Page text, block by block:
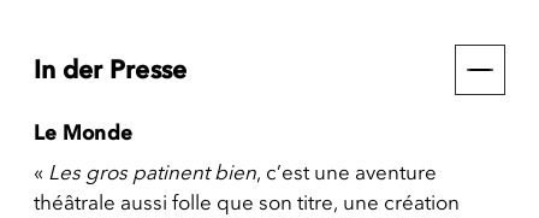
In der Presse
Le Monde
« Les gros patinent bien, c’est une aventure
théâtrale aussi folle que son titre, une création